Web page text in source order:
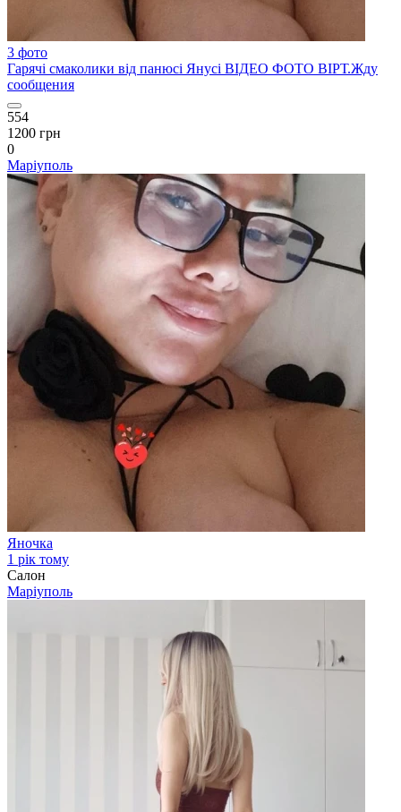
3 фото
Гарячі смаколики від панюсі Янусі ВІДЕО ФОТО ВІРТ.Жду
сообщения
554
1200 грн
0
Маріуполь
Яночка
1 рік тому
Салон
Маріуполь